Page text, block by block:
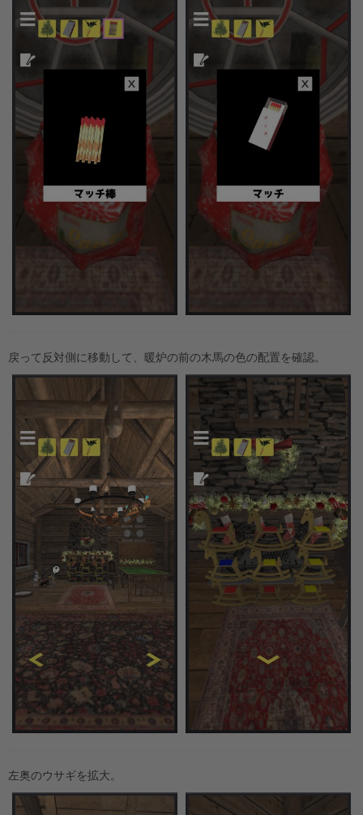
戻って反対側に移動して、暖炉の前の木馬の色の配置を確認。
左奥のウサギを拡大。